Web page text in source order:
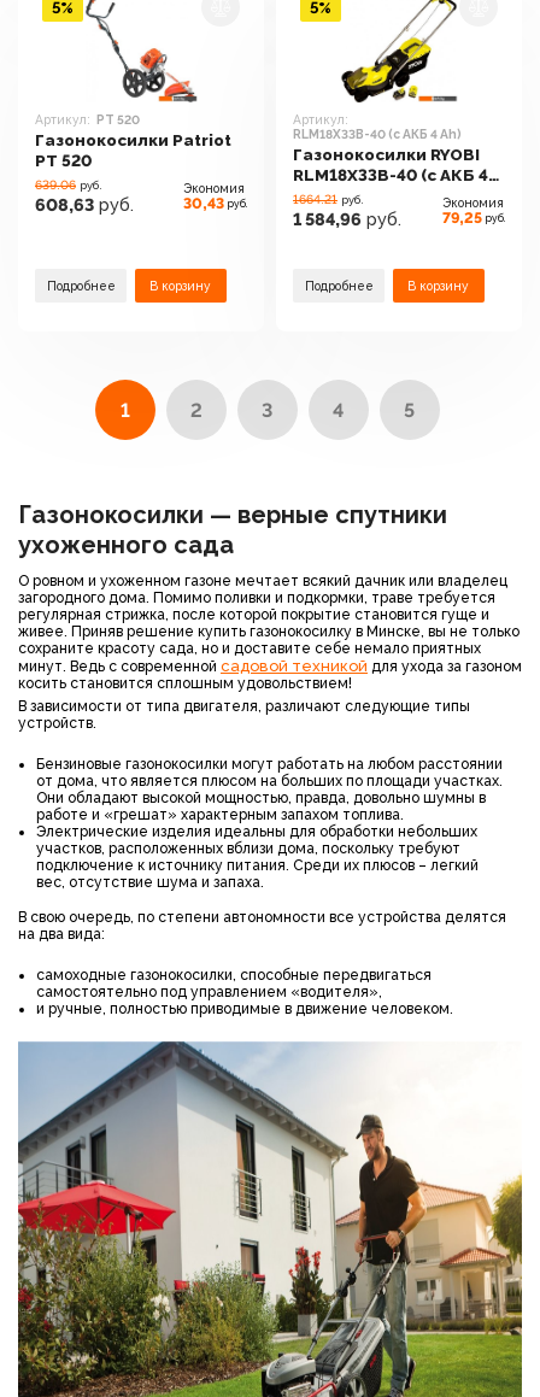
Артикул: PT 520
Газонокосилки Patriot
PT 520
639.06 руб.
608,63 руб.
Экономия
30,43 руб.
Подробнее В корзину
5%
Артикул:
RLM18X33B-40 (с АКБ 4 Ah)
Газонокосилки RYOBI
RLM18X33B-40 (с АКБ 4
Ah)
1664.21 руб.
1 584,96 руб.
Экономия
79,25 руб.
Подробнее В корзину
5%
1 2 3 4 5
Газонокосилки — верные спутники
ухоженного сада
О ровном и ухоженном газоне мечтает всякий дачник или владелец
загородного дома. Помимо поливки и подкормки, траве требуется
регулярная стрижка, после которой покрытие становится гуще и
живее. Приняв решение купить газонокосилку в Минске, вы не только
сохраните красоту сада, но и доставите себе немало приятных
минут. Ведь с современной садовой техникой для ухода за газоном
косить становится сплошным удовольствием!
В зависимости от типа двигателя, различают следующие типы
устройств.
Бензиновые газонокосилки могут работать на любом расстоянии
от дома, что является плюсом на больших по площади участках.
Они обладают высокой мощностью, правда, довольно шумны в
работе и «грешат» характерным запахом топлива.
Электрические изделия идеальны для обработки небольших
участков, расположенных вблизи дома, поскольку требуют
подключение к источнику питания. Среди их плюсов – легкий
вес, отсутствие шума и запаха.
В свою очередь, по степени автономности все устройства делятся
на два вида:
самоходные газонокосилки, способные передвигаться
самостоятельно под управлением «водителя»,
и ручные, полностью приводимые в движение человеком.